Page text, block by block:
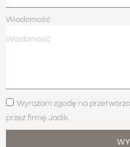
Wiadomość
Wyrażam zgodę na
przez firmę Jadik.